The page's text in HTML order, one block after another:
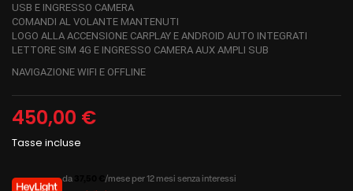
USB E INGRESSO CAMERA
COMANDI AL VOLANTE MANTENUTI
LOGO ALLA ACCENSIONE CARPLAY E ANDROID AUTO INTEGRATI
LETTORE SIM 4G E INGRESSO CAMERA AUX AMPLI SUB
NAVIGAZIONE WIFI E OFFLINE
450,00 €
Tasse incluse
da
/mese per 12 mesi senza interessi